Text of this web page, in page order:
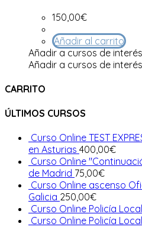
150,00€
Añadir al carrito
Añadir a cursos de interés
Añadir a cursos de interés
CARRITO
ÚLTIMOS CURSOS
Curso Online TEST
en Asturias 400,00€
Curso Online
de Madrid 75,00€
Curso Online ascenso
Galicia 250,00€
Curso Online Policía
Curso Online Policía